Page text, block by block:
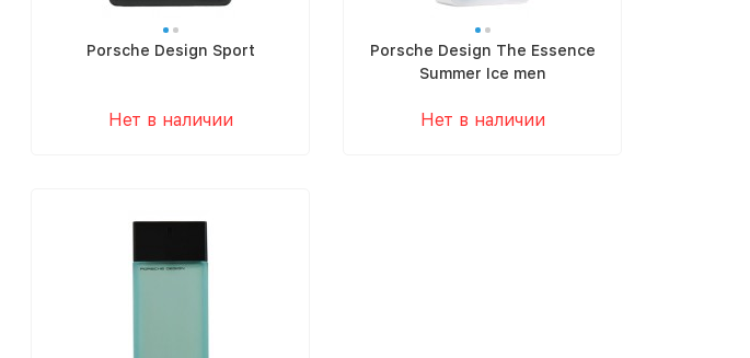
Porsche Design Sport
Нет в наличии
Porsche Design The Essence
Summer Ice men
Нет в наличии